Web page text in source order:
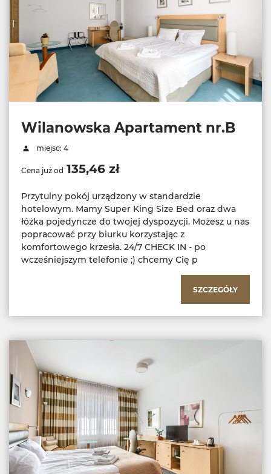
Wilanowska Apartament nr.B
miejsc: 4
Cena już od 135,46 zł
Przytulny pokój urządzony w standardzie
hotelowym. Mamy Super King Size Bed oraz dwa
łóżka pojedyncze do twojej dyspozycji. Możesz u nas
popracować przy biurku korzystając z
komfortowego krzesła. 24/7 CHECK IN - po
wcześniejszym telefonie ;) chcemy Cię p
SZCZEGÓŁY